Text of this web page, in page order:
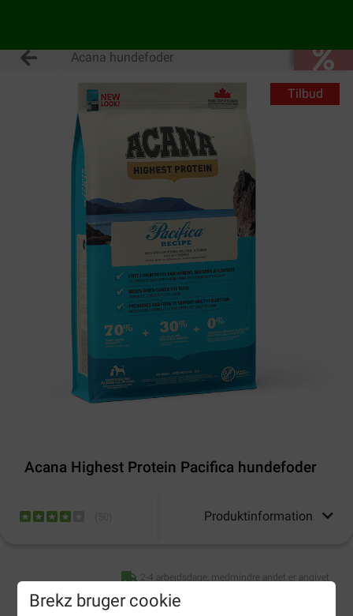
Brekz bruger cookie
Acana hundefoder
Tilbud
Acana Highest Protein Pacifica hundefoder
Produktinformation
2-4 arbejdsdage, medmindre andet er angivet